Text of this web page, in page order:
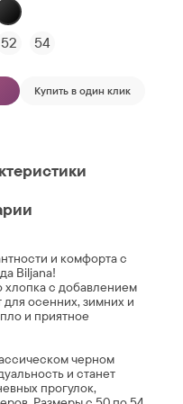
52 54
Купить в один клик
и комфорта с
Biljana!
хлопка с добавлением
осенних, зимних и
и приятное
черном
и станет
прогулок,